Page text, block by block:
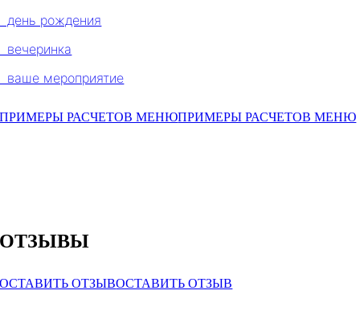
день рождения
вечеринка
ваше мероприятие
ПРИМЕРЫ РАСЧЕТОВ МЕНЮПРИМЕРЫ РАСЧЕТОВ МЕНЮ
ОТЗЫВЫ
ОСТАВИТЬ ОТЗЫВОСТАВИТЬ ОТЗЫВ